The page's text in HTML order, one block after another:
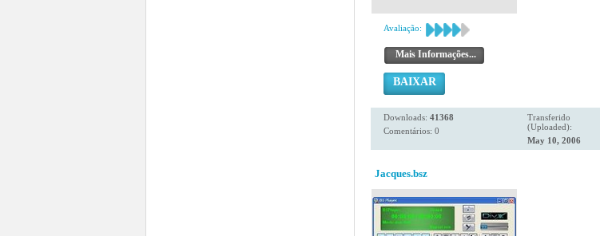
Avaliação:
Mais Informações...
BAIXAR
Downloads: 41368
Comentários: 0
Transferido
(Uploaded):
May 10, 2006
Jacques.bsz